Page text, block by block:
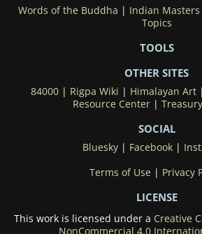
Words of the Buddha Indian Masters
Topics
TOOLS
OTHER SITES
84000| Rigpa Wiki Himalayan Art|
Resource Center
SOCIAL
Bluesky| Facebook|
Terms of Use
Privacy
LICENSE
This work is licensed under a Creative
NonCommercial 4.0